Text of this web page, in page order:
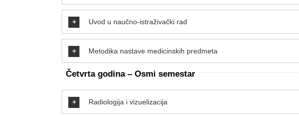
Uvod u naučno-istraživački rad
Metodika nastave medicinskih predmeta
Četvrta godina – Osmi semestar
Radiologija i vizuelizacija